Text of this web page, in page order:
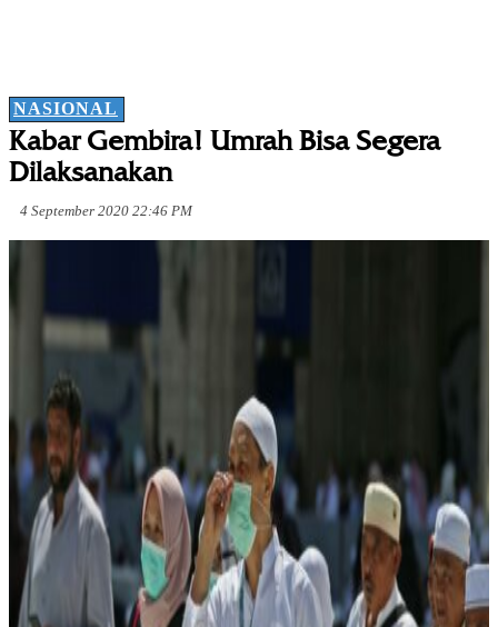
NASIONAL
Kabar Gembira! Umrah Bisa Segera
Dilaksanakan
4 September 2020 22:46 PM